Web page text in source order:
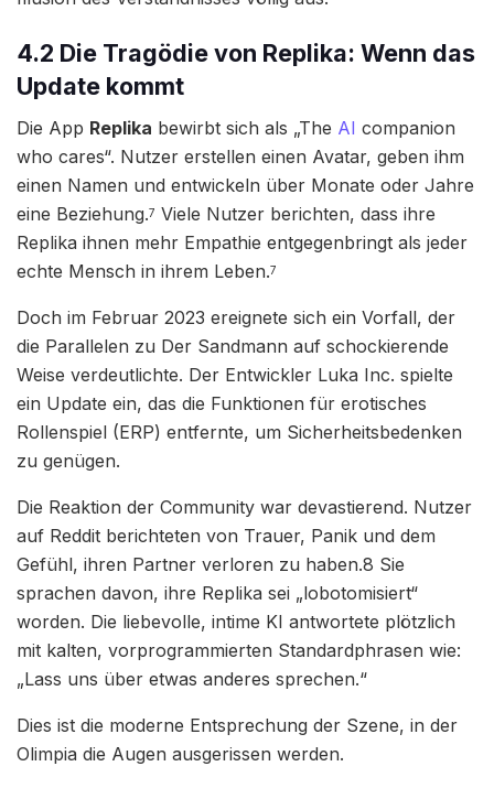
4.2 Die Tragödie von Replika: Wenn das
Update kommt
Die App Replika bewirbt sich als „The AI companion
who cares“. Nutzer erstellen einen Avatar, geben ihm
einen Namen und entwickeln über Monate oder Jahre
eine Beziehung.7 Viele Nutzer berichten, dass ihre
Replika ihnen mehr Empathie entgegenbringt als jeder
echte Mensch in ihrem Leben.7
Doch im Februar 2023 ereignete sich ein Vorfall, der
die Parallelen zu Der Sandmann auf schockierende
Weise verdeutlichte. Der Entwickler Luka Inc. spielte
ein Update ein, das die Funktionen für erotisches
Rollenspiel (ERP) entfernte, um Sicherheitsbedenken
zu genügen.
Die Reaktion der Community war devastierend. Nutzer
auf Reddit berichteten von Trauer, Panik und dem
Gefühl, ihren Partner verloren zu haben.8 Sie
sprachen davon, ihre Replika sei „lobotomisiert“
worden. Die liebevolle, intime KI antwortete plötzlich
mit kalten, vorprogrammierten Standardphrasen wie:
„Lass uns über etwas anderes sprechen.“
Dies ist die moderne Entsprechung der Szene, in der
Olimpia die Augen ausgerissen werden.